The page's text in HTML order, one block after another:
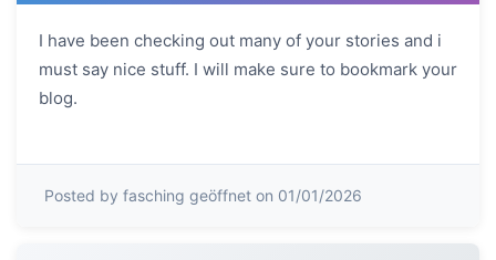
I have been checking out many of your stories and i
must say nice stuff. I will make sure to bookmark your
blog.
Posted by fasching geöffnet on 01/01/2026